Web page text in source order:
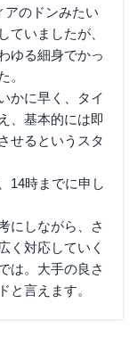
アのドンみたい
ていましたが、
ゆる細身でかっ
。
かに早く、タイ
、基本的には即
せるというスタ
14時までに申し
にしながら、さ
く対応していく
は。大手の良さ
と言えます。